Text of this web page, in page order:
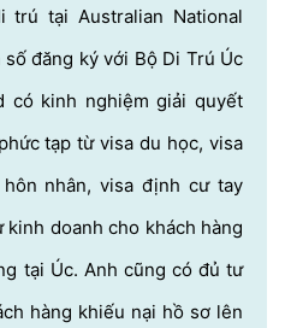
trú tại Australian National
đăng ký với Bộ Di Trú Úc
có kinh nghiệm giải quyết
tạp từ visa du học, visa
nhân, visa định cư tay
doanh cho khách hàng
tại Úc. Anh cũng có đủ tư
hàng khiếu nại hồ sơ lên